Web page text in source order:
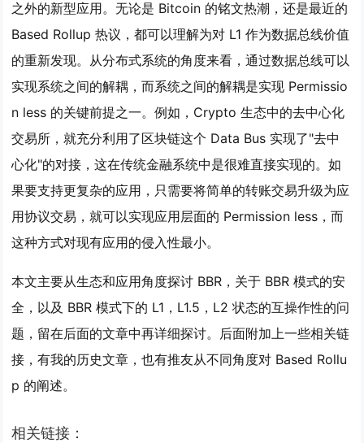
之外的新型应用。无论是 Bitcoin 的铭文热潮，还是最近的
Based Rollup 热议，都可以理解为对 L1 作为数据总线价值
的重新发现。从分布式系统的角度来看，通过数据总线可以
实现系统之间的解耦，而系统之间的解耦是实现 Permissio
n less 的关键前提之一。例如，Crypto 生态中的去中心化
交易所，就充分利用了区块链这个 Data Bus 实现了"去中
心化"的对接，这在传统金融系统中是很难直接实现的。如
果要支持更复杂的应用，只需要将简单的转账交易升级为应
用协议交易，就可以实现应用层面的 Permission less，而
这种方式对现有应用的侵入性最小。
本文主要从生态和应用角度探讨 BBR，关于 BBR 模式的安
全，以及 BBR 模式下的 L1，L1.5，L2 状态的互操作性的问
题，留在后面的文章中再详细探讨。后面附加上一些相关链
接，有我的历史文章，也有推友从不同角度对 Based Rollu
p 的阐述。
相关链接：